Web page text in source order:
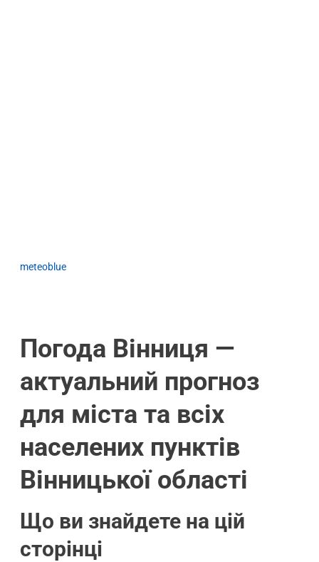
meteoblue
Погода Вінниця —
актуальний прогноз
для міста та всіх
населених пунктів
Вінницької області
Що ви знайдете на цій
сторінці